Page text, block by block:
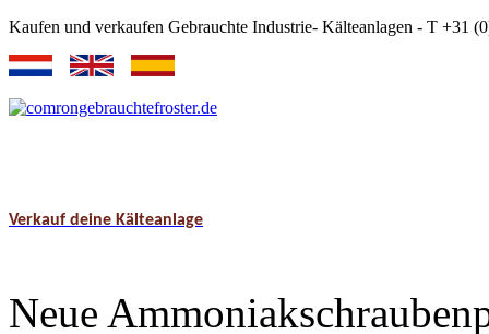
Kaufen und verkaufen Gebrauchte Industrie- Kälteanlagen - T +31
Verkauf deine Kälteanlage
Neue